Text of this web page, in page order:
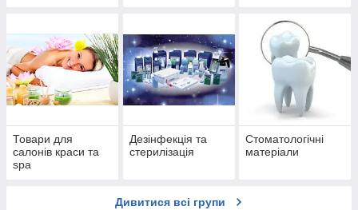
Товари для
салонів краси та
spa
Дезінфекція та
стерилізація
Стоматологічні
матеріали
Дивитися всі групи